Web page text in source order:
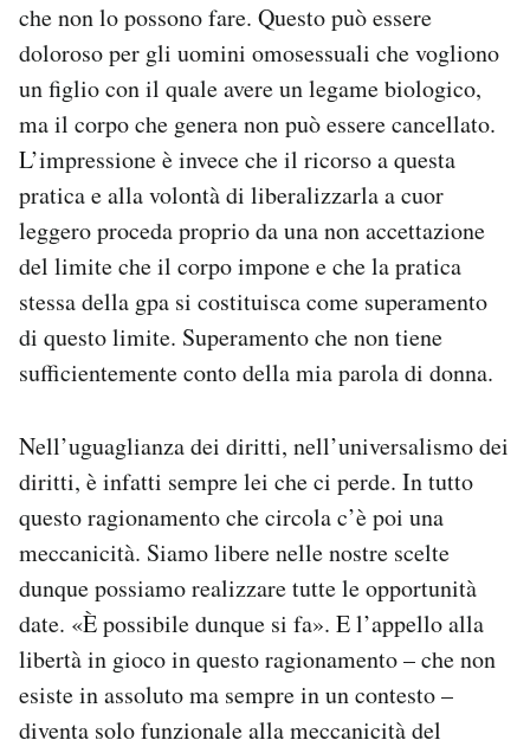
che non lo possono fare. Questo può essere
doloroso per gli uomini omosessuali che vogliono
un figlio con il quale avere un legame biologico,
ma il corpo che genera non può essere cancellato.
L’impressione è invece che il ricorso a questa
pratica e alla volontà di liberalizzarla a cuor
leggero proceda proprio da una non accettazione
del limite che il corpo impone e che la pratica
stessa della gpa si costituisca come superamento
di questo limite. Superamento che non tiene
sufficientemente conto della mia parola di donna.
Nell’uguaglianza dei diritti, nell’universalismo dei
diritti, è infatti sempre lei che ci perde. In tutto
questo ragionamento che circola c’è poi una
meccanicità. Siamo libere nelle nostre scelte
dunque possiamo realizzare tutte le opportunità
date. «È possibile dunque si fa». E l’appello alla
libertà in gioco in questo ragionamento – che non
esiste in assoluto ma sempre in un contesto –
diventa solo funzionale alla meccanicità del